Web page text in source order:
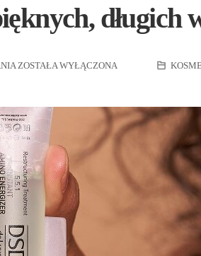
długich
ZOSTAŁA WYŁĄCZONA